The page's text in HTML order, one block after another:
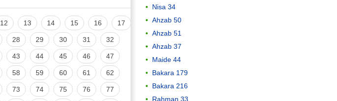
12 13 14 15 16 17
28 29 30 31 32
43 44 45 46 47
58 59 60 61 62
73 74 75 76 77
Nisa 34
Ahzab 50
Ahzab 51
Ahzab 37
Maide 44
Bakara 179
Bakara 216
Rahman 33